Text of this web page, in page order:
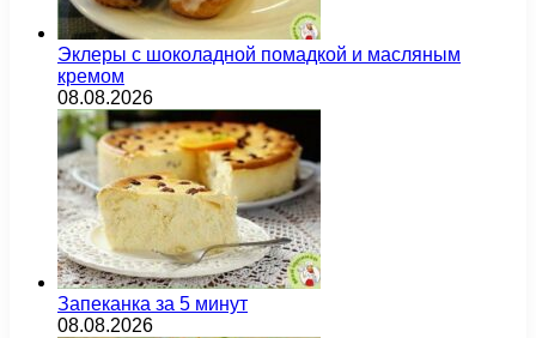
Эклеры с шоколадной помадкой и масляным
кремом
08.08.2026
Запеканка за 5 минут
08.08.2026